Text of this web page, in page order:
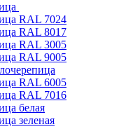
RAL 7024
RAL 8017
RAL 3005
RAL 9005
RAL 6005
RAL 7016
белая
зеленая